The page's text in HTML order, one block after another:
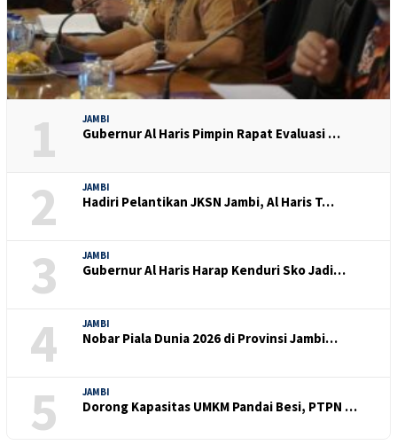
1 JAMBI
Gubernur Al Haris Pimpin Rapat Evaluasi …
2 JAMBI
Hadiri Pelantikan JKSN Jambi, Al Haris T…
3 JAMBI
Gubernur Al Haris Harap Kenduri Sko Jadi…
4 JAMBI
Nobar Piala Dunia 2026 di Provinsi Jambi…
5 JAMBI
Dorong Kapasitas UMKM Pandai Besi, PTPN …